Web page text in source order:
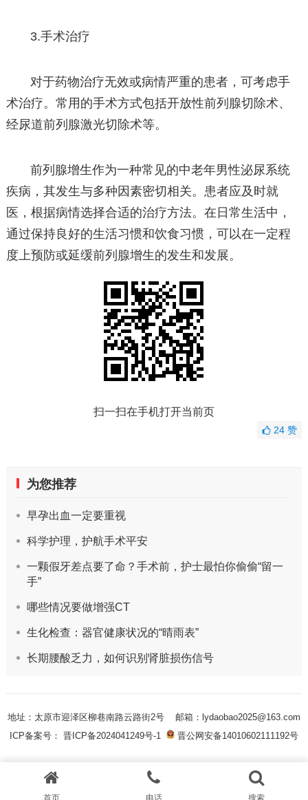
3.手术治疗
对于药物治疗无效或病情严重的患者，可考虑手
术治疗。常用的手术方式包括开放性前列腺切除术、
经尿道前列腺激光切除术等。
前列腺增生作为一种常见的中老年男性泌尿系统
疾病，其发生与多种因素密切相关。患者应及时就
医，根据病情选择合适的治疗方法。在日常生活中，
通过保持良好的生活习惯和饮食习惯，可以在一定程
度上预防或延缓前列腺增生的发生和发展。
扫一扫在手机打开当前页
24赞
为您推荐
早孕出血一定要重视
科学护理，护航手术平安
一颗假牙差点要了命？手术前，护士最怕你偷偷“留一
手”
哪些情况要做增强CT
生化检查：器官健康状况的“晴雨表”
长期腰酸乏力，如何识别肾脏损伤信号
地址：太原市迎泽区柳巷南路云路街2号 邮箱：lydaobao2025@163.com
ICP备案号： 晋ICP备2024041249号-1
晋公网安备14010602111192号
首页 电话 搜索